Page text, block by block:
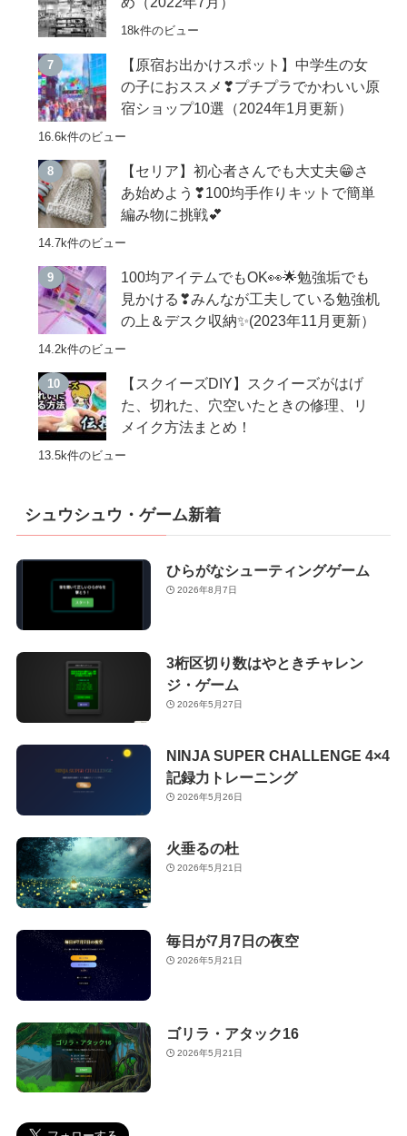
18k件のビュー
【原宿お出かけスポット】中学生の女
の子におススメ❣プチプラでかわいい原
宿ショップ10選（2024年1月更新）
16.6k件のビュー
【セリア】初心者さんでも大丈夫😁さ
あ始めよう❣100均手作りキットで簡単
編み物に挑戦💕
14.7k件のビュー
100均アイテムでもOK👀🌟勉強垢でも
見かける❣みんなが工夫している勉強机
の上＆デスク収納✨(2023年11月更新）
14.2k件のビュー
【スクイーズDIY】スクイーズがはげ
た、切れた、穴空いたときの修理、リ
メイク方法まとめ！
13.5k件のビュー
シュウシュウ・ゲーム新着
ひらがなシューティングゲーム
2026年8月7日
3桁区切り数はやときチャレン
ジ・ゲーム
2026年5月27日
NINJA SUPER CHALLENGE 4×4
記録力トレーニング
2026年5月26日
火垂るの杜
2026年5月21日
毎日が7月7日の夜空
2026年5月21日
ゴリラ・アタック16
2026年5月21日